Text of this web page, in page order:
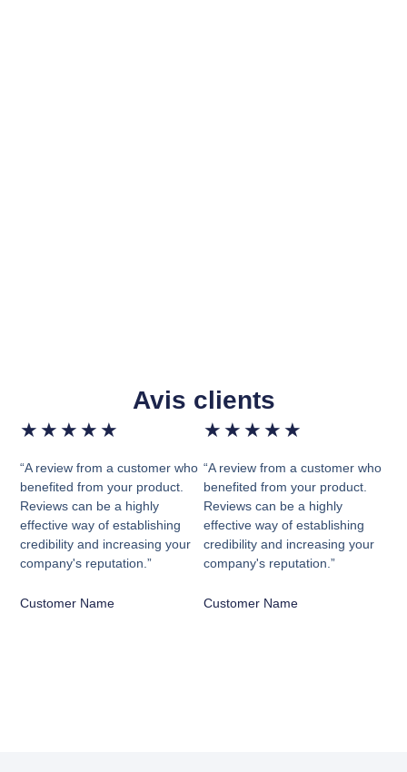
Avis clients
★ ★ ★ ★ ★
“A review from a customer who
benefited from your product.
Reviews can be a highly
effective way of establishing
credibility and increasing your
company's reputation.”
Customer Name
★ ★ ★ ★ ★
“A review from a customer who
benefited from your product.
Reviews can be a highly
effective way of establishing
credibility and increasing your
company's reputation.”
Customer Name